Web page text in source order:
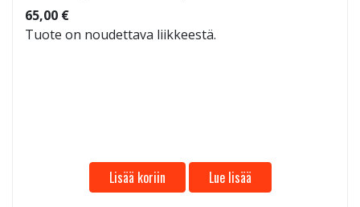
65,00 €
Tuote on noudettava liikkeestä.
Lisää koriin Lue lisää